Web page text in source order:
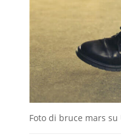
Foto di bruce mars